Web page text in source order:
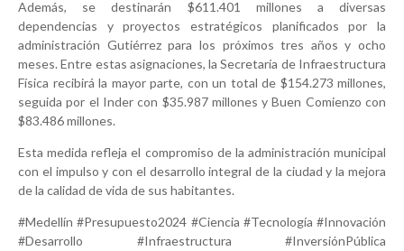
Además, se destinarán $611.401 millones a diversas
dependencias y proyectos estratégicos planificados por la
administración Gutiérrez para los próximos tres años y ocho
meses. Entre estas asignaciones, la Secretaría de Infraestructura
Física recibirá la mayor parte, con un total de $154.273 millones,
seguida por el Inder con $35.987 millones y Buen Comienzo con
$83.486 millones.
Esta medida refleja el compromiso de la administración municipal
con el impulso y con el desarrollo integral de la ciudad y la mejora
de la calidad de vida de sus habitantes.
#Medellín #Presupuesto2024 #Ciencia #Tecnología #Innovación
#Desarrollo #Infraestructura #InversiónPública